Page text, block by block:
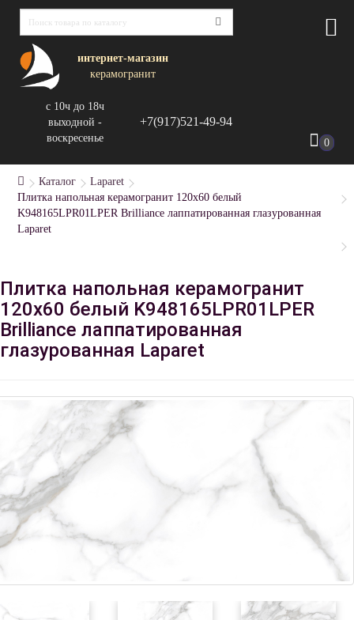
интернет-магазин
керамогранит
с 10ч до 18ч
выходной -
воскресенье
+7(917)521-49-94
0
Каталог
Laparet
Плитка напольная керамогранит 120x60 белый
K948165LPR01LPER Brilliance лаппатированная глазурованная
Laparet
Плитка напольная керамогранит
120x60 белый K948165LPR01LPER
Brilliance лаппатированная
глазурованная Laparet